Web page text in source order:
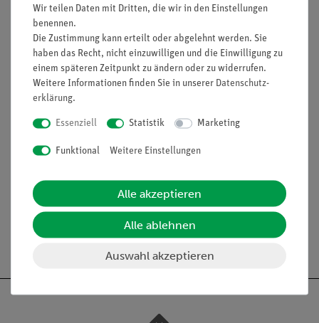
Funktion und Verwendung
Reagenzglasbürste mit Wollkopf
Ausstattung und technische
Daten
gedrehte Bürste
Durchmesser: 200 mm
Gesamtlänge: 270 mm
Wir teilen Daten mit Dritten, die wir in den Einstellungen
benennen.
Die Zustimmung kann erteilt oder abgelehnt werden. Sie
haben das Recht, nicht einzuwilligen und die Einwilligung zu
einem späteren Zeitpunkt zu ändern oder zu widerrufen.
Weitere Informationen finden Sie in unserer Daten­schutz­
erklärung.
Essenziell Statistik Marketing
Funktional Weitere Einstellungen
Alle akzeptieren
Alle ablehnen
Auswahl akzeptieren